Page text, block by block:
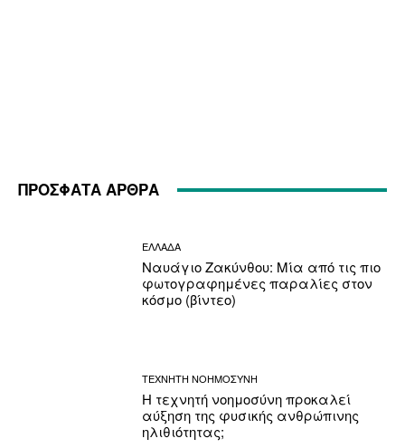
ΠΡΟΣΦΑΤΑ ΑΡΘΡΑ
ΕΛΛΑΔΑ
Ναυάγιο Ζακύνθου: Μία από τις πιο
φωτογραφημένες παραλίες στον
κόσμο (βίντεο)
ΤΕΧΝΗΤΗ ΝΟΗΜΟΣΥΝΗ
Η τεχνητή νοημοσύνη προκαλεί
αύξηση της φυσικής ανθρώπινης
ηλιθιότητας;